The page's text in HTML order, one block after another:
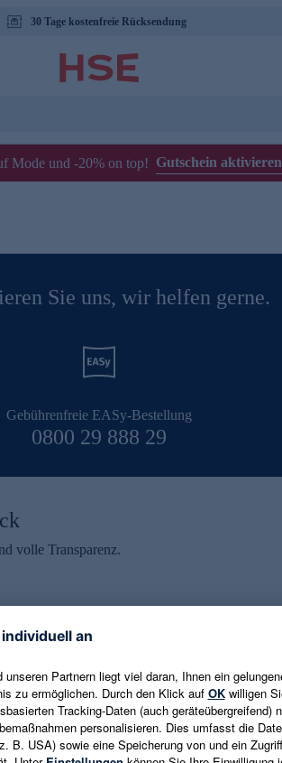
30 Tage kostenfreie Rücksendung
Mode und -20% on top! Gutschein aktivieren
Sie uns, wir helfen gerne.
Gebührenfreie EASy-Bestellung
0800 29 888 29
volle Transparenz.
jederzeit in
E-Mail-Adresse eingeben
Es gelten die Datenschutzrichtlinien